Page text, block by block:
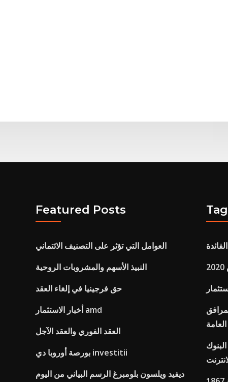
Featured Posts
العوامل التي تؤثر على التصنيف الائتماني
النبيذ الأسهم والمشروبات الروحية
حق فرجينيا في إلغاء العقد
أخبار الاستثمار amd
العقد الفوري والعقد الآجل
بورصة أوروبا دي investitii
ديفيد ويلسون بلومبرغ الرسم البياني من اليوم
المرافق
العامة